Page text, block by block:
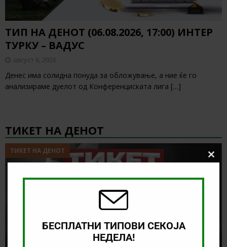
ТИП НА ДЕНОТ (06.08.2026, 17:00) ИНТЕР
ТУРКУ – ВАДУС
август 6, 2026
Денес има солидна понуда за обложување, а ние ќе го
анализираме дуелот од Конференциската лига […]
ТИКЕТ НА ДЕНОТ
ТИКЕТ НА ДЕНОТ
Close
БЕСПЛАТНИ ТИПОВИ СЕКОЈА
НЕДЕЛА!